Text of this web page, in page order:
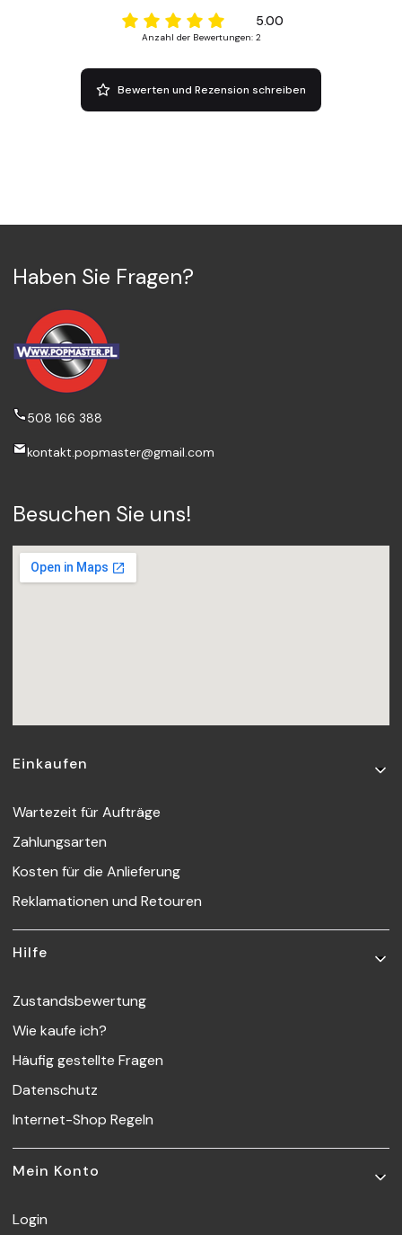
5.00
Anzahl der Bewertungen: 2
Bewerten und Rezension schreiben
Haben Sie Fragen?
508 166 388
kontakt.popmaster@gmail.com
Besuchen Sie uns!
Fußzeilenmenü
Einkaufen
Wartezeit für Aufträge
Zahlungsarten
Kosten für die Anlieferung
Reklamationen und Retouren
Hilfe
Zustandsbewertung
Wie kaufe ich?
Häufig gestellte Fragen
Datenschutz
Internet-Shop Regeln
Mein Konto
Login